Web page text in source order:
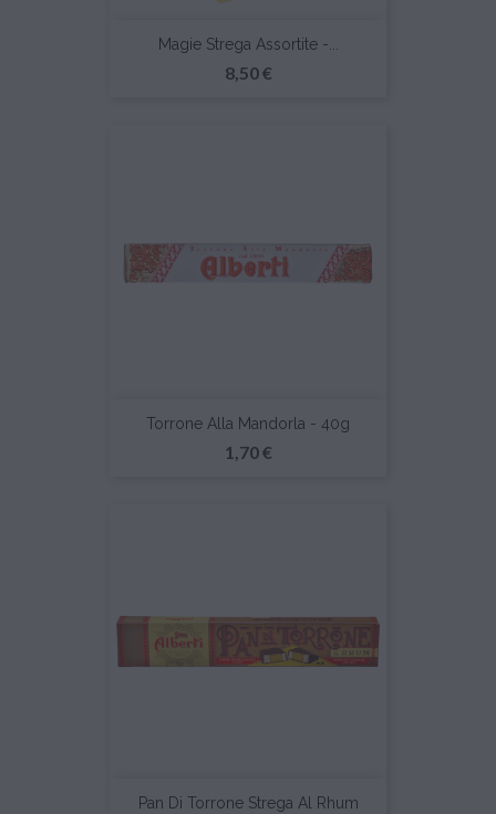
Magie Strega Assortite -...
Prezzo
8,50 €
Torrone Alla Mandorla - 40g
Prezzo
1,70 €
Pan Di Torrone Strega Al Rhum